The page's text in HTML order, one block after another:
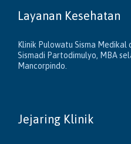
Layanan Kesehatan
Klinik Pulowatu Sisma
Sismadi Partodimulyo, MBA
Mancorpindo.
Jejaring Klinik